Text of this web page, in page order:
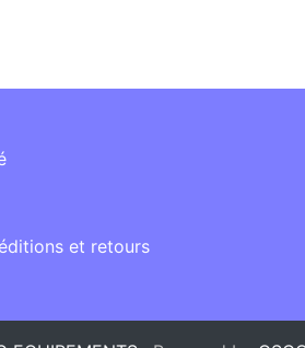
et retours